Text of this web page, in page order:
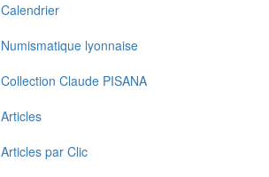
Calendrier
Numismatique lyonnaise
Collection Claude PISANA
Articles
Articles par Clic